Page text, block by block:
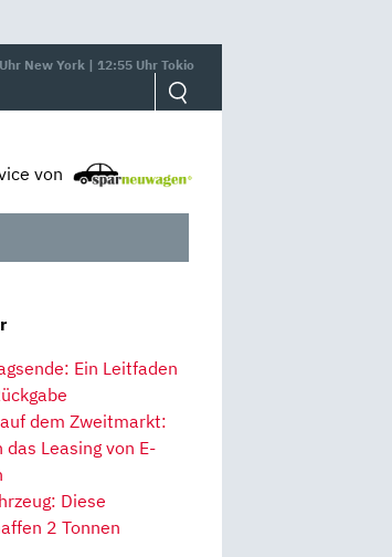
New York | 12:55 Uhr Tokio
von
Ein Leitfaden
dem Zweitmarkt:
Leasing von E-
Diese
2 Tonnen